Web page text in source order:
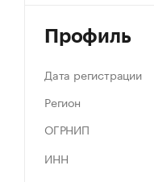
Профиль
Дата регистрации
Регион
ОГРНИП
ИНН